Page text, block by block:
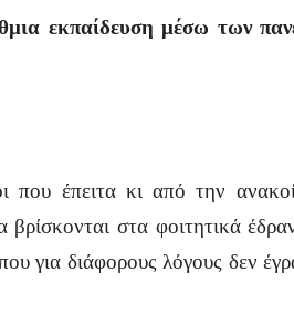
εκπαίδευση μέσω των
που έπειτα κι από την
στα φοιτητικά
για διάφορους λόγους δεν